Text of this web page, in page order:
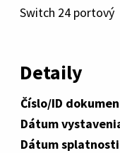
Switch 24 portový
Detaily
Číslo/ID
Dátum
Dátum